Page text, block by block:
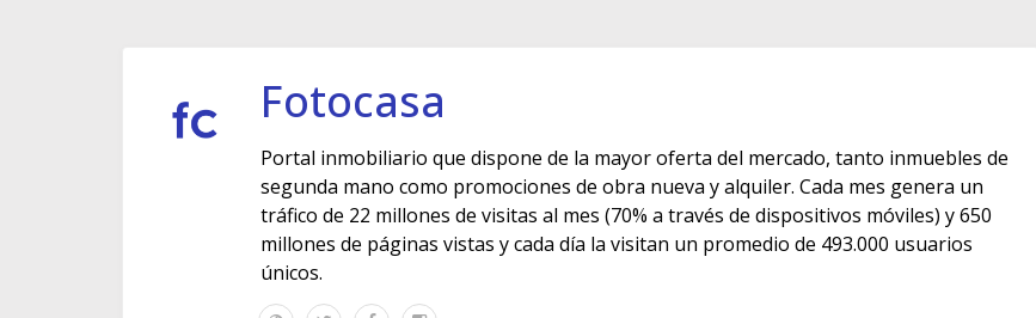
Fotocasa
Portal inmobiliario que dispone de la mayor oferta del mercado, tanto inmuebles de
segunda mano como promociones de obra nueva y alquiler. Cada mes genera un
tráfico de 22 millones de visitas al mes (70% a través de dispositivos móviles) y 650
millones de páginas vistas y cada día la visitan un promedio de 493.000 usuarios
únicos.